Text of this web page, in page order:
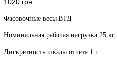
1020 грн.
Фасовочные весы ВТД
Номинальная рабочая нагрузка 25 кг
Дискретность шкалы отчета 1 г